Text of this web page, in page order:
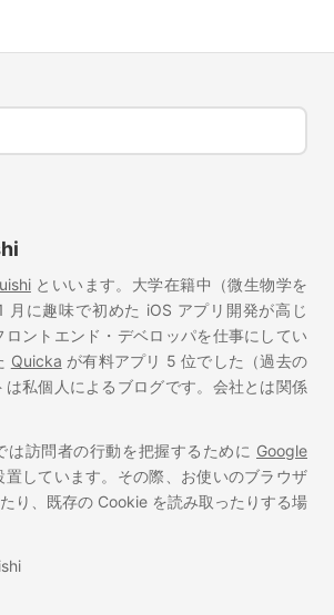
といいます。大学在籍中（微生物学を
月に趣味で初めた iOS アプリ開発が高じ
ロントエンド・デベロッパを仕事にしてい
Quicka が有料アプリ 5 位でした（過去の
私個人によるブログです。会社とは関係
は訪問者の行動を把握するために Google
置しています。その際、お使いのブラウザ
り、既存の Cookie を読み取ったりする場